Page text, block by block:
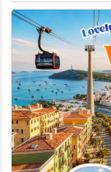
04 ธ.ค. 69 - 07 ธ.ค. 69
11 ธ.ค. 69 - 14 ธ.ค. 69